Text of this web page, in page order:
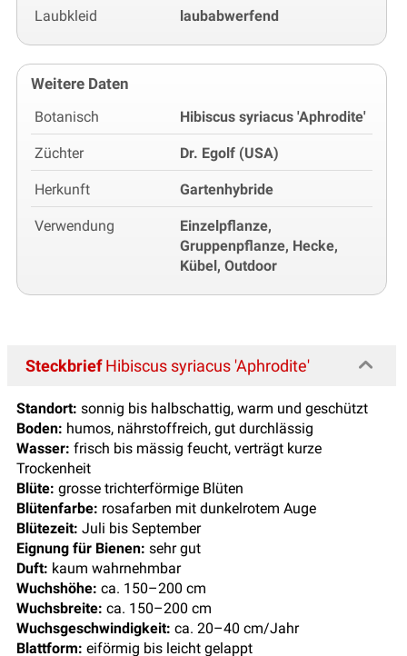
Laubkleid laubabwerfend
Weitere Daten
Botanisch Hibiscus syriacus 'Aphrodite'
Züchter Dr. Egolf (USA)
Herkunft Gartenhybride
Verwendung
Einzelpflanze,
Gruppenpflanze, Hecke,
Kübel, Outdoor
SteckbriefHibiscus syriacus 'Aphrodite'
Standort: sonnig bis halbschattig, warm und geschützt
Boden: humos, nährstoffreich, gut durchlässig
Wasser: frisch bis mässig feucht, verträgt kurze
Trockenheit
Blüte: grosse trichterförmige Blüten
Blütenfarbe: rosafarben mit dunkelrotem Auge
Blütezeit: Juli bis September
Eignung für Bienen: sehr gut
Duft: kaum wahrnehmbar
Wuchshöhe: ca. 150–200 cm
Wuchsbreite: ca. 150–200 cm
Wuchsgeschwindigkeit: ca. 20–40 cm/Jahr
Blattform: eiförmig bis leicht gelappt